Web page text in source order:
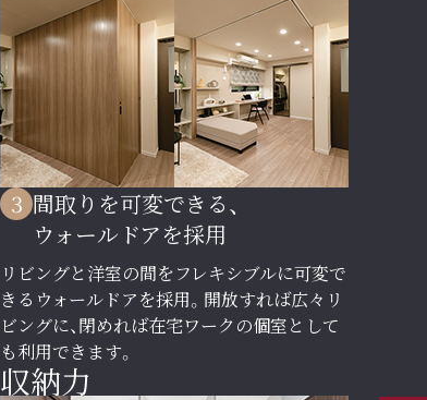
3 間取りを可変できる、
ウォールドアを採用
リビングと洋室の間をフレキシブルに可変で
きるウォールドアを採用。開放すれば広々リ
ビングに、閉めれば在宅ワークの個室として
も利用できます。
収納力